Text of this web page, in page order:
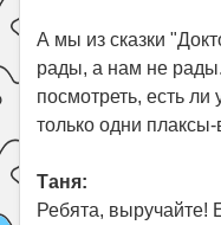
А мы из сказки
рады, а нам не
посмотреть, есть
только одни
Таня:
Ребята, выручайте!